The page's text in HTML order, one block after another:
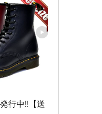
行中!!【送